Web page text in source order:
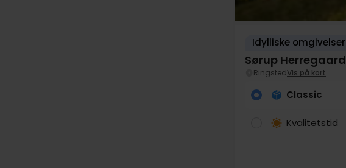
Idylliske omgivelser
Sørup Herregaard
RingstedVis på kort
Classic
Kvalitetstid